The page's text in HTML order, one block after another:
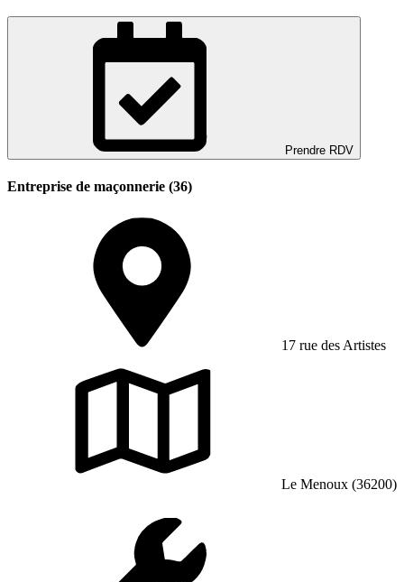
Prendre RDV
Entreprise de maçonnerie (36)
17 rue des Artistes
Le Menoux (36200)